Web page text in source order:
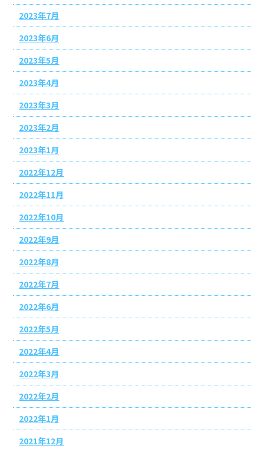
2023年7月
2023年6月
2023年5月
2023年4月
2023年3月
2023年2月
2023年1月
2022年12月
2022年11月
2022年10月
2022年9月
2022年8月
2022年7月
2022年6月
2022年5月
2022年4月
2022年3月
2022年2月
2022年1月
2021年12月